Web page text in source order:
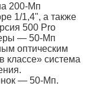
200-Мп
1/1,4", а также
500 Pro
— 50-Мп
оптическим
классе» система
— 50-Мп.